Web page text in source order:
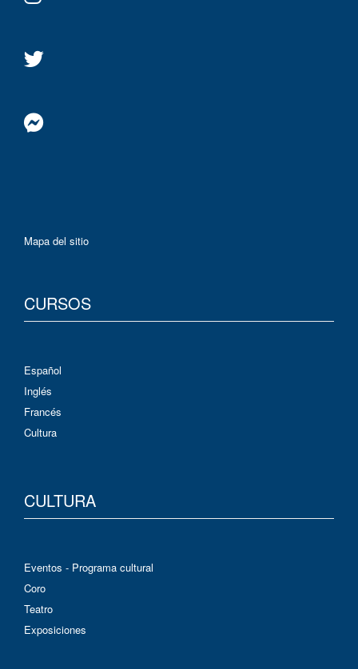
Mapa del sitio
CURSOS
Español
Inglés
Francés
Cultura
CULTURA
Eventos - Programa cultural
Coro
Teatro
Exposiciones